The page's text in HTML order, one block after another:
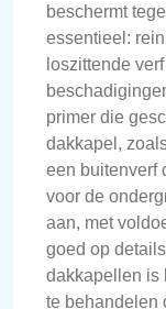
beschermt
essentieel:
loszittende
primer die
dakkapel,
een buitenverf
voor de
aan, met
goed op
dakkapellen is
te behandelen